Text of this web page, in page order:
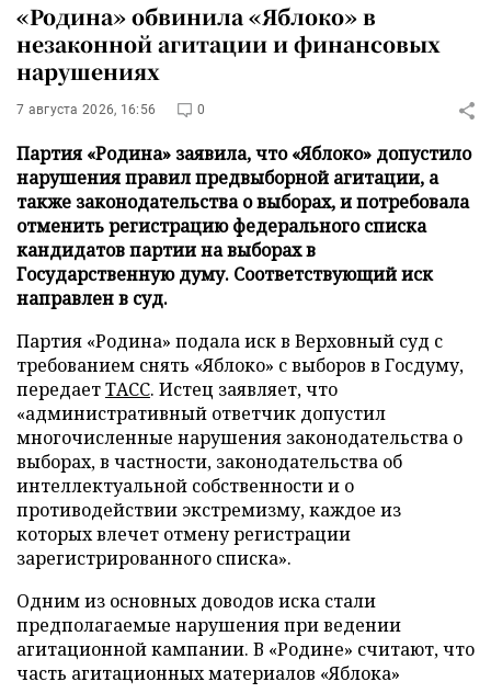
«Родина» обвинила «Яблоко» в
незаконной агитации и финансовых
нарушениях
7 августа 2026, 16:56 0
Партия «Родина» заявила, что «Яблоко» допустило
нарушения правил предвыборной агитации, а
также законодательства о выборах, и потребовала
отменить регистрацию федерального списка
кандидатов партии на выборах в
Государственную думу. Соответствующий иск
направлен в суд.
Партия «Родина» подала иск в Верховный суд с
требованием снять «Яблоко» с выборов в Госдуму,
передаетТАСС. Истец заявляет, что
«административный ответчик допустил
многочисленные нарушения законодательства о
выборах, в частности, законодательства об
интеллектуальной собственности и о
противодействии экстремизму, каждое из
которых влечет отмену регистрации
зарегистрированного списка».
Одним из основных доводов иска стали
предполагаемые нарушения при ведении
агитационной кампании. В «Родине» считают, что
часть агитационных материалов «Яблока»